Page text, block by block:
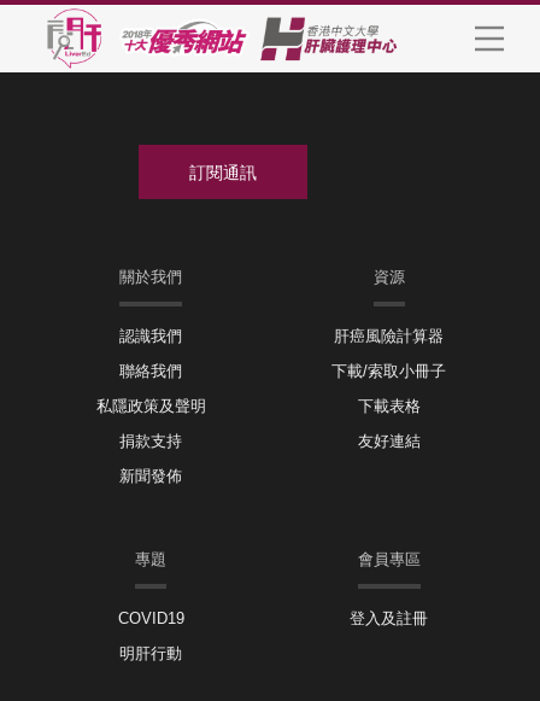
關於我們
認識我們
聯絡我們
私隱政策及聲明
捐款支持
新聞發佈
資源
肝癌風險計算器
下載/索取小冊子
下載表格
友好連結
專題
COVID19
明肝行動
會員專區
登入及註冊